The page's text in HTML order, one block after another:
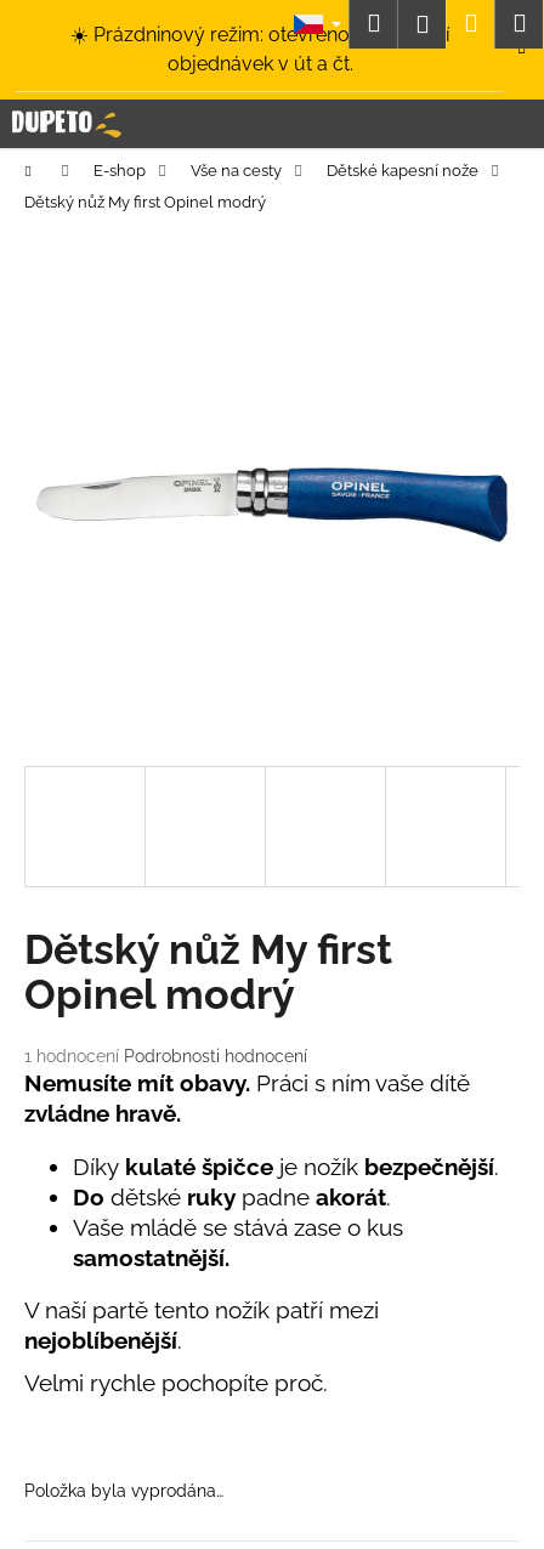
☀️ Prázdninový režim: otevřeno a odesílání
objednávek v út a čt.
HledatPřihlášení
Domů E-shop Vše na cesty
Dětské kapesní nože
Dětský nůž My first Opinel modrý
Průměrné
hodnocení
produktu
je
hvězdiček.
1 hodnocení Podrobnosti hodnocení
Dětský nůž My first
Opinel modrý
Nemusíte mít obavy. Práci s ním vaše dítě
zvládne hravě.
Díky kulaté špičce je nožík bezpečnější.
Do dětské ruky padne akorát.
Vaše mládě se stává zase o kus
samostatnější.
V naší partě tento nožík patří mezi
nejoblíbenější.
Velmi rychle pochopíte proč.
Položka byla vyprodána…
í
k C
o
p
e
D
o
p
o
u
č
u
BAMBUSOVÉ
TRIKO
NÁMOŘNICKÉ
PRUHY
MODRÉ